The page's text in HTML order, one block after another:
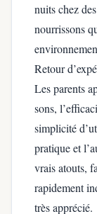
nuits chez
nourrissons
Retour
Les parents
sons,
simplicité
pratique et
vrais atouts,
rapidement
très apprécié.